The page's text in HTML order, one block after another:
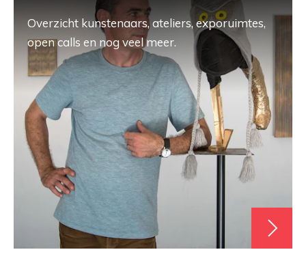
Overzicht kunstenaars, ateliers, exporuimtes,
open calls en nog veel meer.